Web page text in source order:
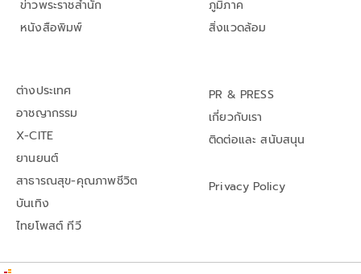
ข่าวพระราชสำนัก
หนังสือพิมพ์
ภูมิภาค
สิ่งแวดล้อม
ต่างประเทศ
อาชญากรรม
X-CITE
ยานยนต์
สาธารณสุข-คุณภาพชีวิต
บันเทิง
ไทยโพสต์ ทีวี
PR & PRESS
เกี่ยวกับเรา
ติดต่อและ สนับสนุน
Privacy Policy